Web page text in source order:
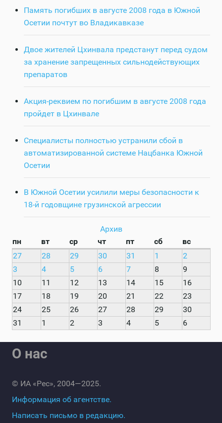
Память погибших в августе 2008 года в Южной
Осетии почтут во Владикавказе
Двое жителей Цхинвала предстанут перед судом
за хранение запрещенных сильнодействующих
препаратов
Акция-реквием по погибшим в августе 2008 года
пройдет в Цхинвале
Специалисты полностью устранили сбой в
автоматизированной системе Нацбанка Южной
Осетии
В Южной Осетии усилили меры безопасности к
18-й годовщине грузинской агрессии
Архив
пн
вт ср чт пт сб
вс
27
28 29 30 31 1
2
3
4 5 6 7 8
9
10
11 12 13 14 15
16
17
18 19 20 21 22
23
24
25 26 27 28 29
30
31
1 2 3 4 5 6
О нас
© ИА «Рес», 2004—2025.
Информация об агентстве.
Написать письмо в редакцию.